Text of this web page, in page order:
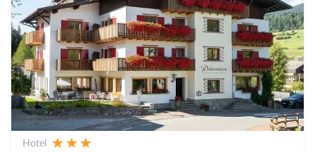
Hotel